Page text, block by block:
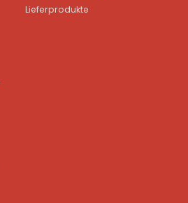
Lieferprodukte